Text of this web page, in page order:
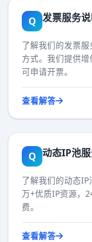
Q 发票服务
了解我们的发票
方式。我们提供
可申请开票。
查看解答
Q 动态IP池
了解我们的动态
万+优质IP资源，
费。
查看解答